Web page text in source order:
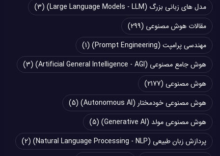
مدل های زبانی بزرگ (Large Language Models - LLM)
(3)
مقالات هوش مصنوعی (299)
مهندسی پرامپت (Prompt Engineering)
(1)
هوش جامع مصنوعی (Artificial General Intelligence - AGI)
(3)
هوش مصنوعی (2177)
هوش مصنوعی خودمختار (Autonomous AI)
(5)
هوش مصنوعی مولد (Generative AI)
(5)
پردازش زبان طبیعی (Natural Language Processing - NLP)
(2)